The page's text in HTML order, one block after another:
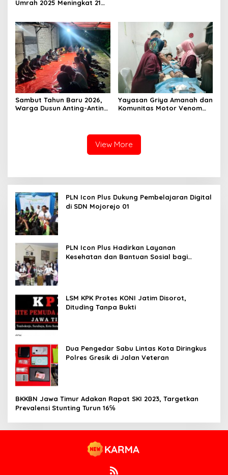
Umrah 2025 Meningkat 21
Sambut Tahun Baru 2026,
Warga Dusun Anting-Anting
Yayasan Griya Amanah dan
Komunitas Motor Venom
View More
PLN Icon Plus Dukung Pembelajaran Digital
di SDN Mojorejo 01
PLN Icon Plus Hadirkan Layanan
Kesehatan dan Bantuan Sosial bagi
LSM KPK Protes KONI Jatim Disorot,
Dituding Tanpa Bukti
Dua Pengedar Sabu Lintas Kota Diringkus
Polres Gresik di Jalan Veteran
BKKBN Jawa Timur Adakan Rapat SKI 2023, Targetkan
Prevalensi Stunting Turun 16℅